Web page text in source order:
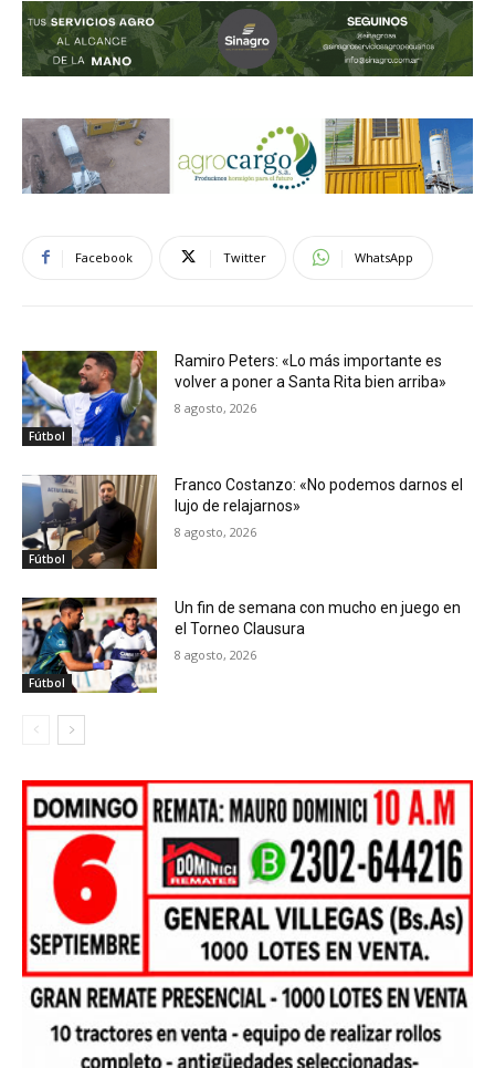
Facebook Twitter WhatsApp
Fútbol
Ramiro Peters: «Lo más importante es
volver a poner a Santa Rita bien arriba»
8 agosto, 2026
Fútbol
Franco Costanzo: «No podemos darnos el
lujo de relajarnos»
8 agosto, 2026
Fútbol
Un fin de semana con mucho en juego en
el Torneo Clausura
8 agosto, 2026